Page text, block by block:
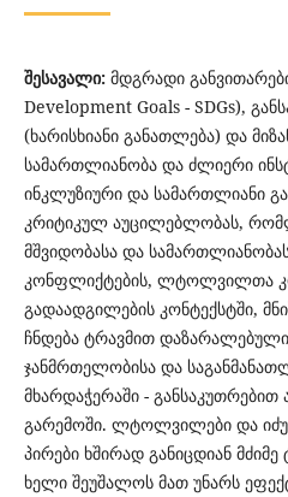
შესავალი:მდგრადი
Development Goals - SDGs),
(ხარისხიანი განათლება) და
სამართლიანობა და ძლიერი
ინკლუზიური და სამართლიანი
კრიტიკულ აუცილებლობას,
მშვიდობასა და
კონფლიქტების, ლტოლვილთა
გადაადგილების კონტექსტში,
ჩნდება ტრავმით
ჯანმრთელობისა და
მხარდაჭერაში -
გარემოში. ლტოლვილები და
პირები ხშირად განიცდიან
ხელი შეუშალოს მათ უნარს